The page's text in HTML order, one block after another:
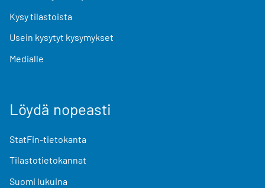
Kysy tilastoista
Usein kysytyt kysymykset
Medialle
Löydä nopeasti
StatFin-tietokanta
Tilastotietokannat
Suomi lukuina